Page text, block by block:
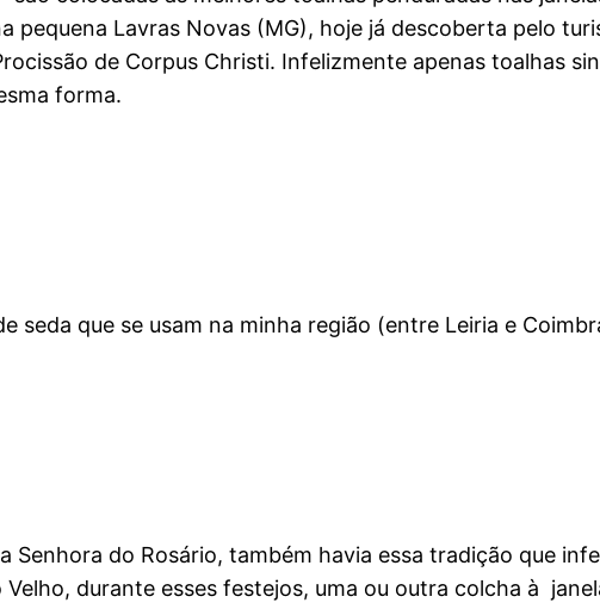
pequena Lavras Novas (MG), hoje já descoberta pelo
de Corpus Christi. Infelizmente apenas toalhas
forma.
seda que se usam na minha região (entre Leiria e
Senhora do Rosário, também havia essa tradição que
durante esses festejos, uma ou outra colcha à